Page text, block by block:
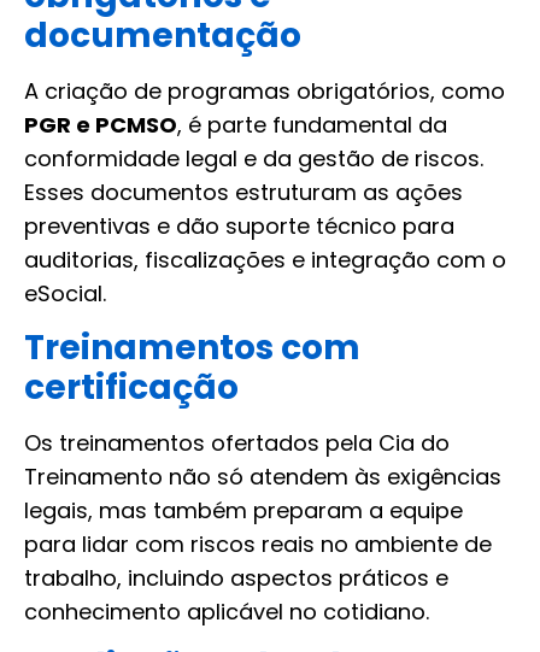
documentação
A criação de programas obrigatórios, como
PGR e PCMSO, é parte fundamental da
conformidade legal e da gestão de riscos.
Esses documentos estruturam as ações
preventivas e dão suporte técnico para
auditorias, fiscalizações e integração com o
eSocial.
Treinamentos com
certificação
Os treinamentos ofertados pela Cia do
Treinamento não só atendem às exigências
legais, mas também preparam a equipe
para lidar com riscos reais no ambiente de
trabalho, incluindo aspectos práticos e
conhecimento aplicável no cotidiano.